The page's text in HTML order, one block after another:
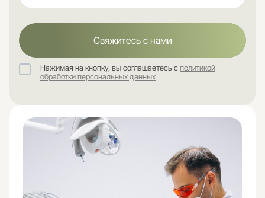
Свяжитесь с нами
Нажимая на кнопку, вы соглашаетесь сполитикой
обработки персональных данных